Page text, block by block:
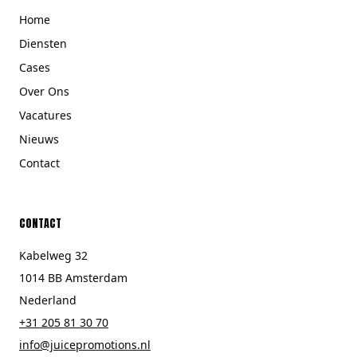
Home
Diensten
Cases
Over Ons
Vacatures
Nieuws
Contact
CONTACT
Kabelweg 32
1014 BB Amsterdam
Nederland
+31 205 81 30 70
info@juicepromotions.nl